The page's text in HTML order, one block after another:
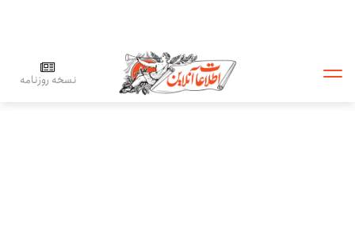
نسخه روزنامه